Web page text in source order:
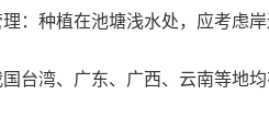
：种植在池塘浅水处，应考虑
台湾、广东、广西、云南等地